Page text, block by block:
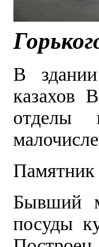
В здании
казахов
отделы
Памятник
Бывший
посуды